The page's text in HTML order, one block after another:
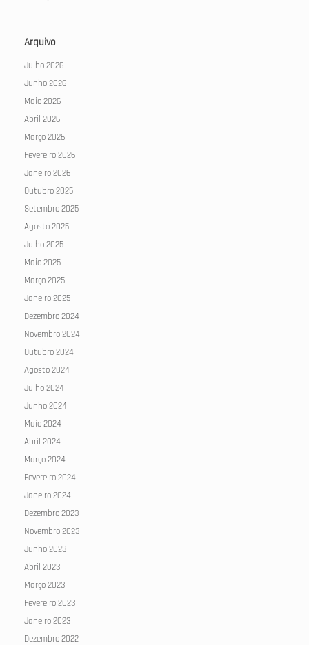
Arquivo
Julho 2026
Junho 2026
Maio 2026
Abril 2026
Março 2026
Fevereiro 2026
Janeiro 2026
Outubro 2025
Setembro 2025
Agosto 2025
Julho 2025
Maio 2025
Março 2025
Janeiro 2025
Dezembro 2024
Novembro 2024
Outubro 2024
Agosto 2024
Julho 2024
Junho 2024
Maio 2024
Abril 2024
Março 2024
Fevereiro 2024
Janeiro 2024
Dezembro 2023
Novembro 2023
Junho 2023
Abril 2023
Março 2023
Fevereiro 2023
Janeiro 2023
Dezembro 2022